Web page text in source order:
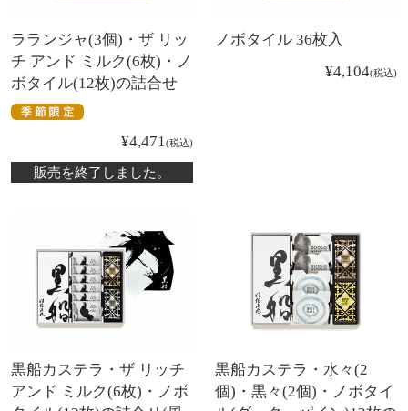
ラランジャ(3個)・ザ リッ
チ アンド ミルク(6枚)・ノ
ボタイル(12枚)の詰合せ
¥4,471 税込
販売を終了しました。
ノボタイル 36枚入
¥4,104 税込
黒船カステラ・ザ リッチ
アンド ミルク(6枚)・ノボ
黒船カステラ・水々(2
個)・黒々(2個)・ノボタイ